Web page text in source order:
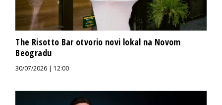
The Risotto Bar otvorio novi lokal na Novom
Beogradu
30/07/2026 | 12:00